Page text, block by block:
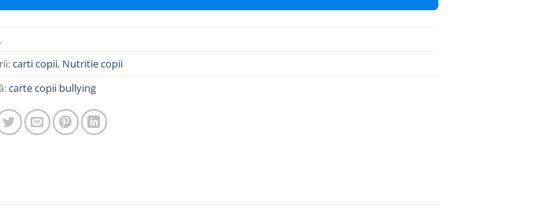
carti copii, Nutritie copii
carte copii bullying